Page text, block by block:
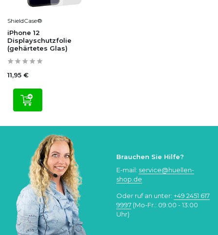
ShieldCase®
iPhone 12
Displayschutzfolie
(gehärtetes Glas)
11,95 €
Brauchen Sie Hilfe?
E-mail: service@huellen-
shop.de
Oder ruf an unter: +49 2451 617
9997 (Mo-Fr.: 09:00 - 13:00
Uhr)